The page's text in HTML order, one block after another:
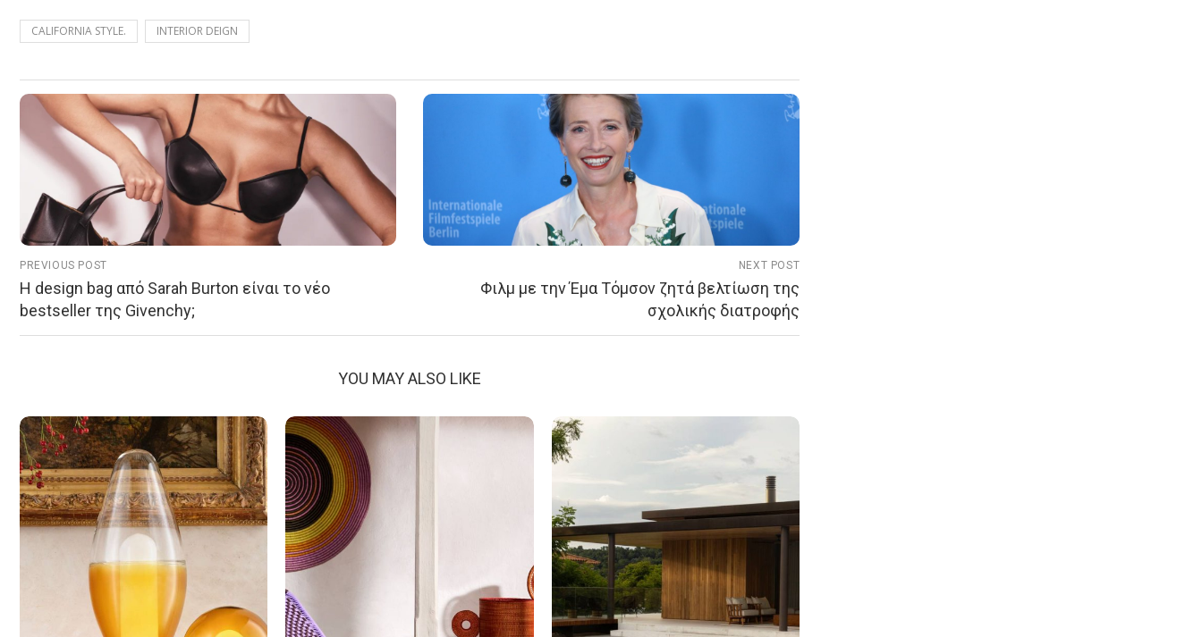
CALIFORNIA STYLE. INTERIOR DEIGN
PREVIOUS POST
Η design bag από Sarah Burton είναι το νέο
bestseller της Givenchy;
NEXT POST
Φιλμ με την Έμα Τόμσον ζητά βελτίωση της
σχολικής διατροφής
YOU MAY ALSO LIKE